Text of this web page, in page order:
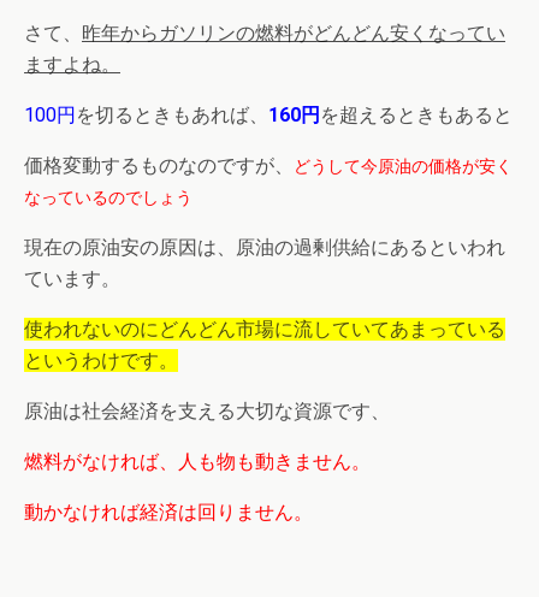
さて、 昨年からガソリンの燃料がどんどん安くなってい
ますよね。
100円 を切るときもあれば、 160円 を超えるときもあると
価格変動するものなのですが、
どうして今原油の価格が安く
なっているのでしょう
現在の原油安の原因は、原油の過剰供給にあるといわれ
ています。
使われないのにどんどん市場に流していてあまっている
というわけです。
原油は社会経済を支える大切な資源です、
燃料がなければ、人も物も動きません。
動かなければ経済は回りません。